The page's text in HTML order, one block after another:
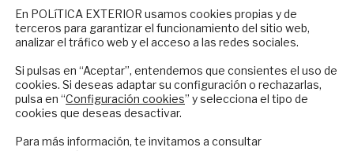
«Es preciso fortalecer
en Iberoamérica un
sistema eficaz de
gestión colectiva de los
derechos de propiedad
En POLíTICA EXTERIOR usamos cookies propias y de
terceros para garantizar el funcionamiento del sitio web,
analizar el tráfico web y el acceso a las redes sociales.
Si pulsas en “Aceptar”, entendemos que consientes el uso de
cookies. Si deseas adaptar su configuración o rechazarlas,
pulsa en “Configuración cookies” y selecciona el tipo de
cookies que deseas desactivar.
Para más información, te invitamos a consultar
NEWSLETTER
Suscríbase a nuestro boletín electrónico y
reciba en su correo el mejor análisis
internacional en español.